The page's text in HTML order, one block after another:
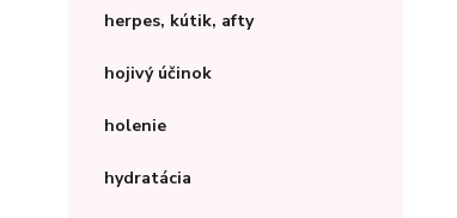
herpes, kútik, afty
hojivý účinok
holenie
hydratácia